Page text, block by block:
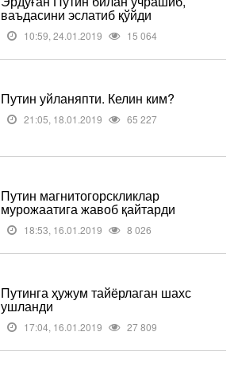
ваъдасини эслатиб қўйди
10:59, 24.01.2019 15 064
Путин уйланяпти. Келин ким?
21:05, 18.01.2019 65 227
Путин магнитогорскликлар
мурожаатига жавоб қайтарди
18:53, 16.01.2019 8 026
Путинга ҳужум тайёрлаган шахс
ушланди
17:04, 16.01.2019 27 809